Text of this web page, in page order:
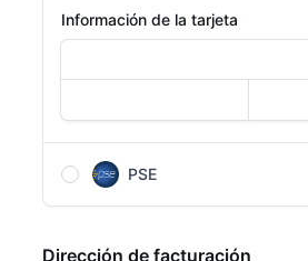
Información de la tarjeta
PSE
Dirección de facturación